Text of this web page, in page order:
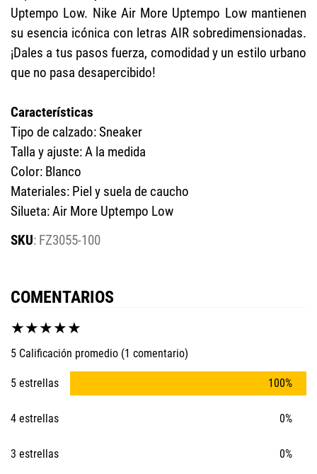
Uptempo Low. Nike Air More Uptempo Low mantienen
su esencia icónica con letras AIR sobredimensionadas.
¡Dales a tus pasos fuerza, comodidad y un estilo urbano
que no pasa desapercibido!
Características
Tipo de calzado: Sneaker
Talla y ajuste: A la medida
Color: Blanco
Materiales: Piel y suela de caucho
Silueta: Air More Uptempo Low
: FZ3055-100
COMENTARIOS
★★★★★
5 Calificación promedio (1 comentario)
5 estrellas 100%
4 estrellas 0%
3 estrellas 0%